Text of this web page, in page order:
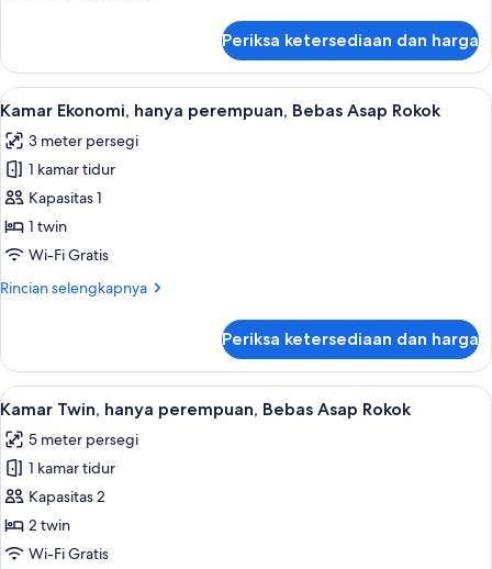
Rokok
Kamar
Single
Ekonomi,
perempuan,
Bebas
Asap
Rokok
Periksa ketersediaan dan harga
Lihat
semua
foto
untuk
Kamar
Ekonomi,
hanya
Bebas
Kamar Ekonomi, hanya perempuan,
4
Kamar Ekonomi, hanya perempuan, Bebas Asap Rokok
3 meter persegi
1 kamar tidur
Kapasitas 1
1 twin
Wi-Fi Gratis
Rincian selengkapnya
Rincian
Kamar
Ekonomi,
hanya
Bebas
Asap
Rokok
Periksa ketersediaan dan harga
Lihat
semua
foto
untuk
Kamar
Twin,
hanya
Kamar Twin, hanya perempuan,
14
Kamar Twin, hanya perempuan, Bebas Asap Rokok
5 meter persegi
1 kamar tidur
Kapasitas 2
2 twin
Wi-Fi Gratis